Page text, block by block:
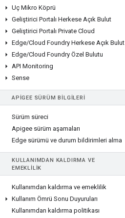
Uç Mikro Köprü
Geliştirici Portalı Herkese Açık Bulut
Geliştirici Portalı Private Cloud
Edge/Cloud Foundry Herkese Açık Bulut
Edge/Cloud Foundry Özel Bulutu
API Monitoring
Sense
APIGEE SÜRÜM BILGILERI
Sürüm süreci
Apigee sürüm aşamaları
Edge sürümü ve durum bildirimleri alma
KULLANIMDAN KALDIRMA VE
EMEKLILIK
Kullanımdan kaldırma ve emeklilik
Kullanım Ömrü Sonu Duyuruları
Kullanımdan kaldırma politikası
Apigee hakkında
We're part of Google